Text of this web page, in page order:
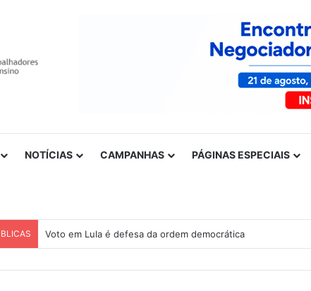
NOTÍCIAS CAMPANHAS PÁGINAS ESPECIAIS
Voto em Lula é defesa da ordem democrática